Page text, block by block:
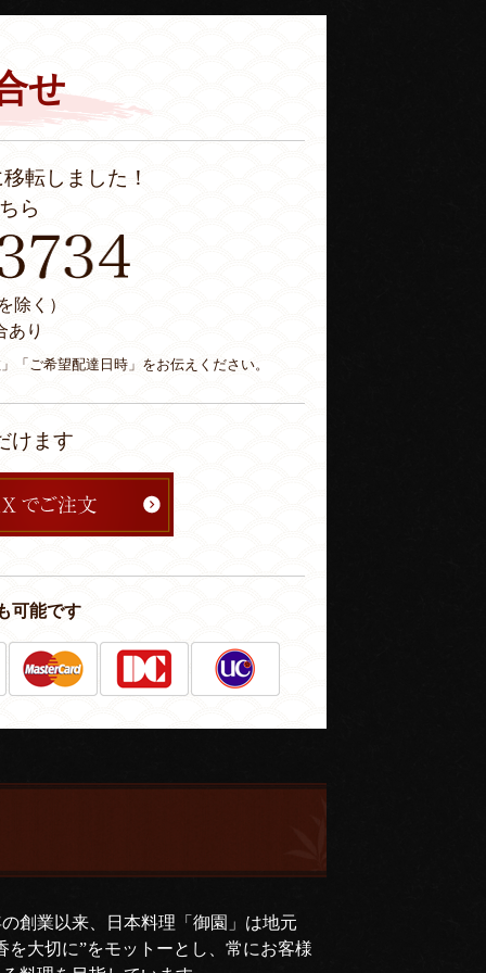
せ
転しました！
ら
除く）
あり
「ご希望配達日時」をお伝えください。
けます
可能です
創業以来、日本料理「御園」は地元
を大切に”をモットーとし、常にお客様